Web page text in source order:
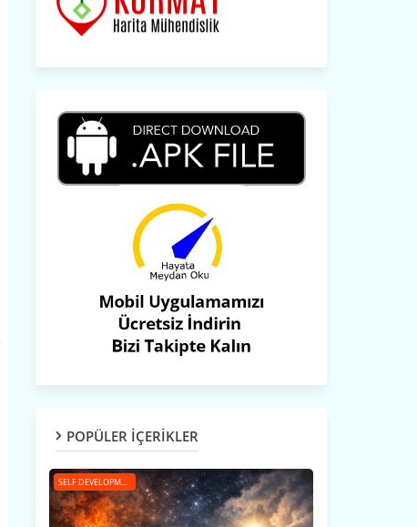
POPÜLER İÇERİKLER
SELF DEVELOPMENT